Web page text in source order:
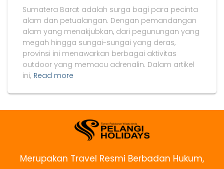
Sumatera Barat adalah surga bagi para pecinta
alam dan petualangan. Dengan pemandangan
alam yang menakjubkan, dari pegunungan yang
megah hingga sungai-sungai yang deras,
provinsi ini menawarkan berbagai aktivitas
outdoor yang memacu adrenalin. Dalam artikel
ini, Read more
Merupakan Travel Resmi Berbadan Hukum,